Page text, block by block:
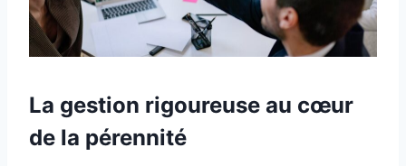
La gestion rigoureuse au cœur
de la pérennité